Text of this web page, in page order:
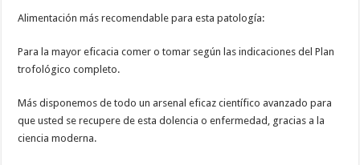
Alimentación más recomendable para esta patología:
Para la mayor eficacia comer o tomar según las indicaciones del Plan
trofológico completo.
Más disponemos de todo un arsenal eficaz científico avanzado para
que usted se recupere de esta dolencia o enfermedad, gracias a la
ciencia moderna.